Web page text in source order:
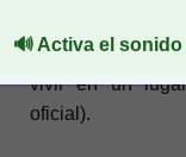
luz o teléfono
vivir en un
oficial).
🔊 Activa el